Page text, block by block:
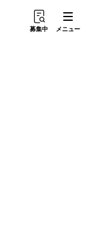
募集中 メニュー